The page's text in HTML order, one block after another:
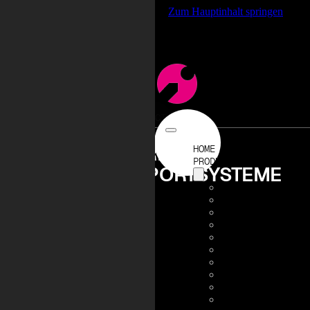
Zum Hauptinhalt springen
HOME
PRODUKTE
PROJECT PRODUCTS
FAHRERLOSE
TRANSPORTSYSTEME